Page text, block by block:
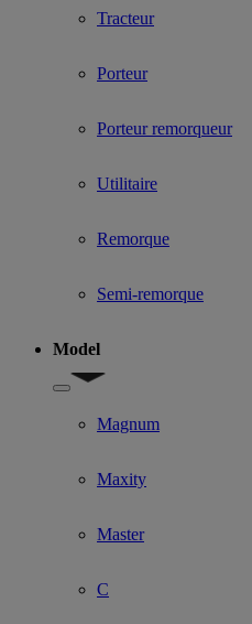
Tracteur
Porteur
Porteur remorqueur
Utilitaire
Remorque
Semi-remorque
Model
Show submenu for Model
Magnum
Maxity
Master
C